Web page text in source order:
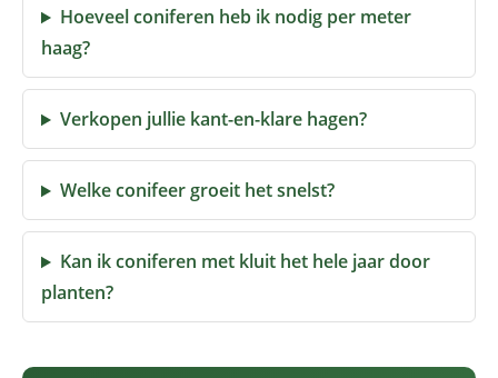
Hoeveel coniferen heb ik nodig per meter
haag?
Verkopen jullie kant-en-klare hagen?
Welke conifeer groeit het snelst?
Kan ik coniferen met kluit het hele jaar door
planten?